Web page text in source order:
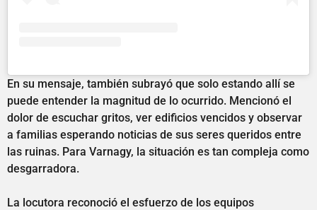
En su mensaje, también subrayó que solo estando allí se
puede entender la magnitud de lo ocurrido. Mencionó el
dolor de escuchar gritos, ver edificios vencidos y observar
a familias esperando noticias de sus seres queridos entre
las ruinas. Para Varnagy, la situación es tan compleja como
desgarradora.
La locutora reconoció el esfuerzo de los equipos